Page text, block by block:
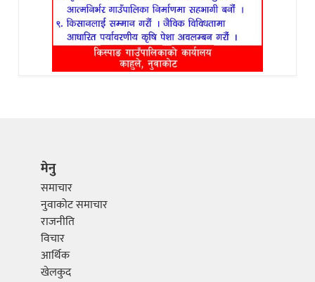
मेनु
समाचार
नुवाकोट समाचार
राजनीति
विचार
आर्थिक
खेलकुद